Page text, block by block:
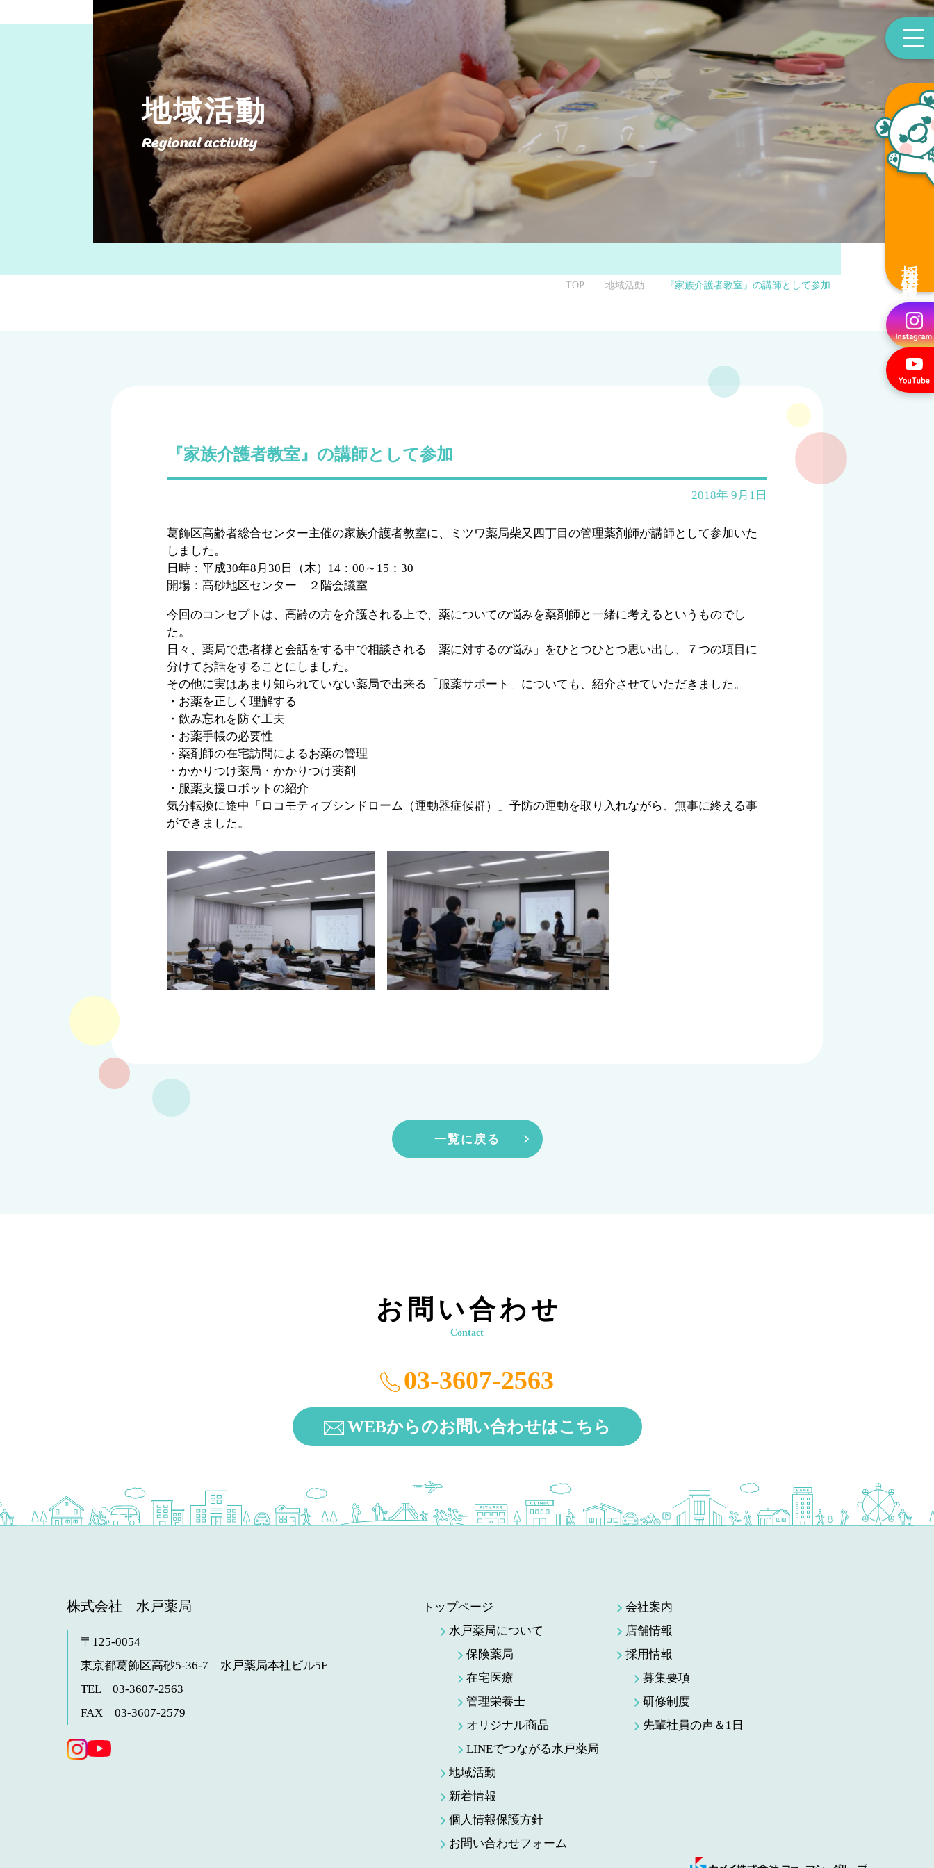
採用情報
地域活動
Regional activity
TOP 地域活動 『家族介護者教室』の講師として参加
『家族介護者教室』の講師として参加
2018年 9月1日
葛飾区高齢者総合センター主催の家族介護者教室に、ミツワ薬局柴又四丁目の管理薬剤師が講師として参加いた
しました。
日時：平成30年8月30日（木）14：00～15：30
開場：高砂地区センター ２階会議室
今回のコンセプトは、高齢の方を介護される上で、薬についての悩みを薬剤師と一緒に考えるというものでし
た。
日々、薬局で患者様と会話をする中で相談される「薬に対するの悩み」をひとつひとつ思い出し、７つの項目に
分けてお話をすることにしました。
その他に実はあまり知られていない薬局で出来る「服薬サポート」についても、紹介させていただきました。
・お薬を正しく理解する
・飲み忘れを防ぐ工夫
・お薬手帳の必要性
・薬剤師の在宅訪問によるお薬の管理
・かかりつけ薬局・かかりつけ薬剤
・服薬支援ロボットの紹介
気分転換に途中「ロコモティブシンドローム（運動器症候群）」予防の運動を取り入れながら、無事に終える事
ができました。
一覧に戻る
お問い合わせ
Contact
03-3607-2563
WEBからのお問い合わせはこちら
株式会社 水戸薬局
〒125-0054
東京都葛飾区高砂5-36-7 水戸薬局本社ビル5F
TEL 03-3607-2563
FAX 03-3607-2579
トップページ
水戸薬局について
保険薬局
在宅医療
管理栄養士
オリジナル商品
LINEでつながる水戸薬局
会社案内
店舗情報
採用情報
募集要項
研修制度
先輩社員の声＆1日
地域活動
新着情報
個人情報保護方針
お問い合わせフォーム